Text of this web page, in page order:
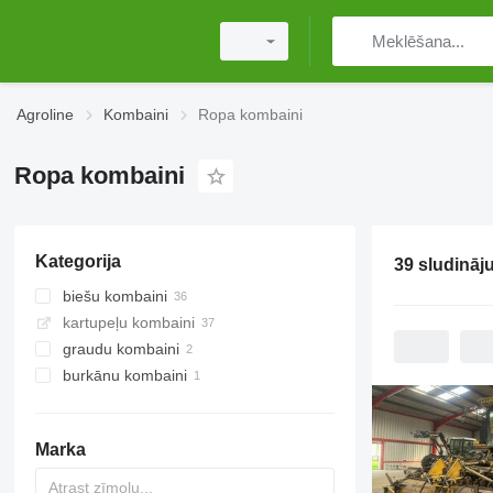
Agroline Kombaini Ropa kombaini
Ropa kombaini
Kategorija
biešu kombaini
kartupeļu kombaini
graudu kombaini
burkānu kombaini
Marka
39